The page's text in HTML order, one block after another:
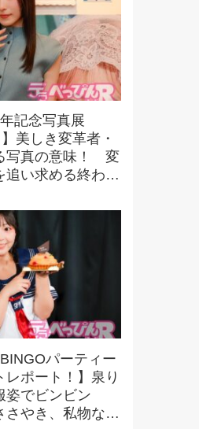
記念写真展
美しき変革者・
写真の意味！ 変
追い求める終わり
パーティー
ポート！】泉り
姿でビンビン
やき、私物など